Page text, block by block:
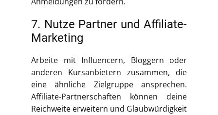
7. Nutze Partner und Affiliate-
Marketing
Arbeite mit Influencern, Bloggern oder
anderen Kursanbietern zusammen, die
eine ähnliche Zielgruppe ansprechen.
Affiliate-Partnerschaften können deine
Reichweite erweitern und Glaubwürdigkeit